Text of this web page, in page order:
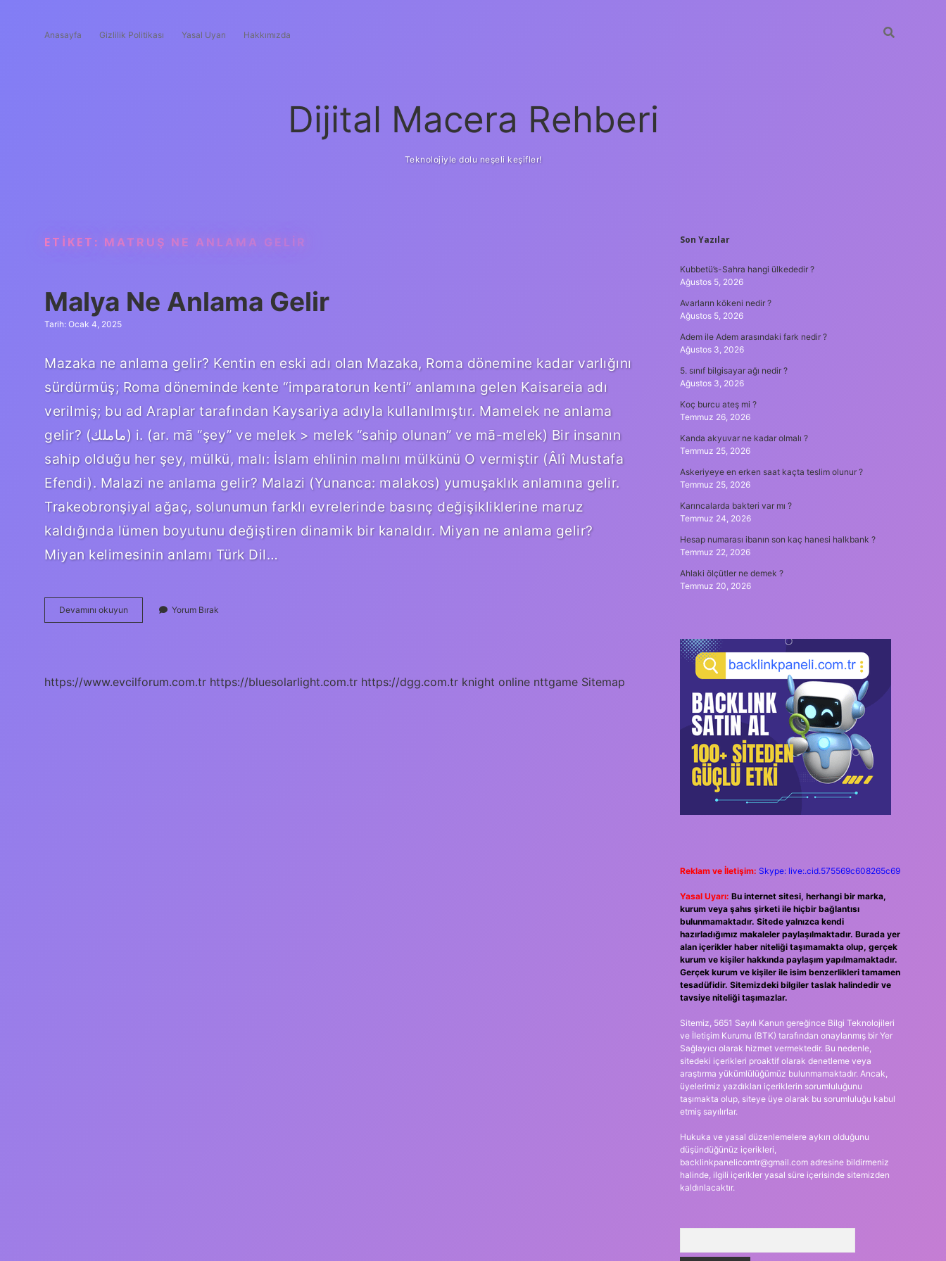
Anasayfa Gizlilik Politikası Yasal Uyarı Hakkımızda
Dijital Macera Rehberi
Teknolojiyle dolu neşeli keşifler!
ETIKET: MATRUŞ NE ANLAMA GELIR
Malya Ne Anlama Gelir
Tarih: Ocak 4, 2025
Mazaka ne anlama gelir? Kentin en eski adı olan Mazaka, Roma dönemine kadar varlığını
sürdürmüş; Roma döneminde kente “imparatorun kenti” anlamına gelen Kaisareia adı
verilmiş; bu ad Araplar tarafından Kaysariya adıyla kullanılmıştır. Mamelek ne anlama
gelir? (ﻣﺎﻣﻠﻚ) i. (ar. mā “şey” ve melek > melek “sahip olunan” ve mā-melek) Bir insanın
sahip olduğu her şey, mülkü, malı: İslam ehlinin malını mülkünü O vermiştir (Âlî Mustafa
Efendi). Malazi ne anlama gelir? Malazi (Yunanca: malakos) yumuşaklık anlamına gelir.
Trakeobronşiyal ağaç, solunumun farklı evrelerinde basınç değişikliklerine maruz
kaldığında lümen boyutunu değiştiren dinamik bir kanaldır. Miyan ne anlama gelir?
Miyan kelimesinin anlamı Türk Dil…
Devamını okuyun
Ne
Yorum Bırak
https://www.evcilforum.com.tr https://bluesolarlight.com.tr https://dgg.com.tr knight online nttgame Sitemap
SIDEBAR
Son Yazılar
Kubbetü’s-Sahra hangi ülkededir ?
Ağustos 5, 2026
Avarların kökeni nedir ?
Ağustos 5, 2026
Adem ile Adem arasındaki fark nedir ?
Ağustos 3, 2026
5. sınıf bilgisayar ağı nedir ?
Ağustos 3, 2026
Koç burcu ateş mi ?
Temmuz 26, 2026
Kanda akyuvar ne kadar olmalı ?
Temmuz 25, 2026
Askeriyeye en erken saat kaçta teslim olunur ?
Temmuz 25, 2026
Karıncalarda bakteri var mı ?
Temmuz 24, 2026
Hesap numarası ibanın son kaç hanesi halkbank ?
Temmuz 22, 2026
Ahlaki ölçütler ne demek ?
Temmuz 20, 2026
Reklam ve İletişim: Skype: live:.cid.575569c608265c69
Yasal Uyarı: Bu internet sitesi, herhangi bir marka,
kurum veya şahıs şirketi ile hiçbir bağlantısı
bulunmamaktadır. Sitede yalnızca kendi
hazırladığımız makaleler paylaşılmaktadır. Burada yer
alan içerikler haber niteliği taşımamakta olup, gerçek
kurum ve kişiler hakkında paylaşım yapılmamaktadır.
Gerçek kurum ve kişiler ile isim benzerlikleri tamamen
tesadüfidir. Sitemizdeki bilgiler taslak halindedir ve
tavsiye niteliği taşımazlar.
Sitemiz, 5651 Sayılı Kanun gereğince Bilgi Teknolojileri
ve İletişim Kurumu (BTK) tarafından onaylanmış bir Yer
Sağlayıcı olarak hizmet vermektedir. Bu nedenle,
sitedeki içerikleri proaktif olarak denetleme veya
araştırma yükümlülüğümüz bulunmamaktadır. Ancak,
üyelerimiz yazdıkları içeriklerin sorumluluğunu
taşımakta olup, siteye üye olarak bu sorumluluğu kabul
etmiş sayılırlar.
Hukuka ve yasal düzenlemelere aykırı olduğunu
düşündüğünüz içerikleri,
backlinkpanelicomtr@gmail.comadresine bildirmeniz
halinde, ilgili içerikler yasal süre içerisinde sitemizden
kaldırılacaktır.